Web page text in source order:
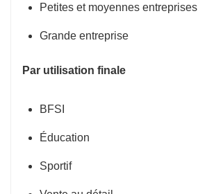
Petites et moyennes entreprises
Grande entreprise
Par utilisation finale
BFSI
Éducation
Sportif